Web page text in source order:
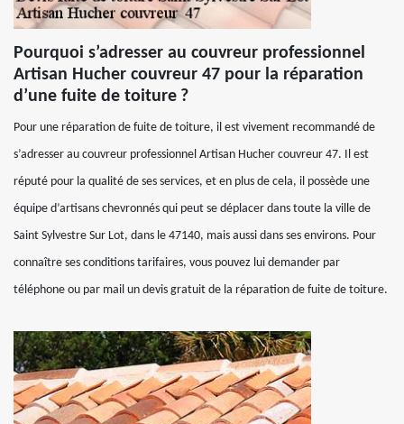
Pourquoi s’adresser au couvreur professionnel
Artisan Hucher couvreur 47 pour la réparation
d’une fuite de toiture ?
Pour une réparation de fuite de toiture, il est vivement recommandé de
s’adresser au couvreur professionnel Artisan Hucher couvreur 47. Il est
réputé pour la qualité de ses services, et en plus de cela, il possède une
équipe d’artisans chevronnés qui peut se déplacer dans toute la ville de
Saint Sylvestre Sur Lot, dans le 47140, mais aussi dans ses environs. Pour
connaître ses conditions tarifaires, vous pouvez lui demander par
téléphone ou par mail un devis gratuit de la réparation de fuite de toiture.